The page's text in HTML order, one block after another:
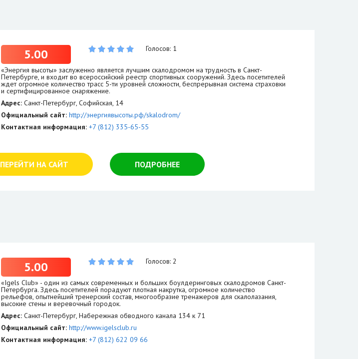
5.00 Голосов: 1
«Энергия высоты» заслуженно является лучшим скалодромом на трудность в Санкт-
Петербурге, и входит во всероссийский реестр спортивных сооружений. Здесь посетителей
ждет огромное количество трасс 5-ти уровней сложности, беспрерывная система страховки
и сертифицированное снаряжение.
Адрес: Санкт-Петербург, Софийская, 14
Официальный сайт: http://энергиявысоты.рф/skalodrom/
Контактная информация: +7 (812) 335-65-55
ПЕРЕЙТИ НА САЙТ ПОДРОБНЕЕ
5.00 Голосов: 2
«Igels Club» - один из самых современных и больших боулдеринговых скалодромов Санкт-
Петербурга. Здесь посетителей порадуют плотная накрутка, огромное количество
рельефов, опытнейший тренерский состав, многообразие тренажеров для скалолазания,
высокие стены и веревочный городок.
Адрес: Санкт-Петербург, Набережная обводного канала 134 к 71
Официальный сайт: http://www.igelsclub.ru
Контактная информация: +7 (812) 622 09 66